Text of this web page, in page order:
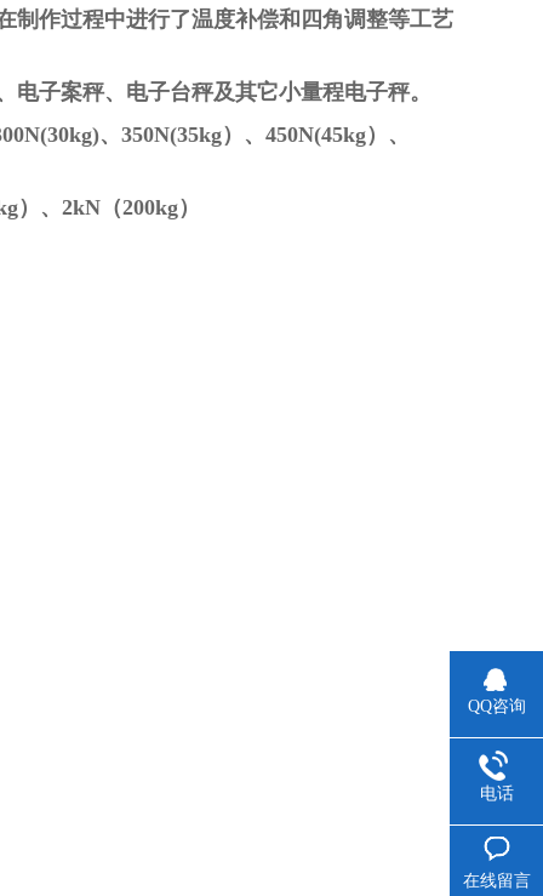
制作过程中进行了温度补偿和四角调整等工艺
子案秤、电子台秤及其它小量程电子秤。
、 350N(35kg）、450N(45kg）、
）、2kN（200kg）
QQ咨询
电话
在线留言